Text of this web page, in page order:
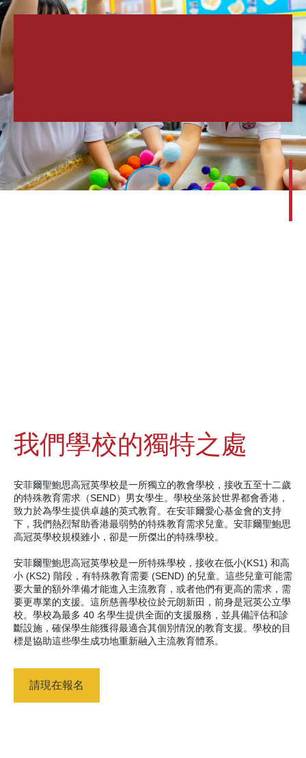
我們學校的獨特之處
安菲爾聖鮑思高冠英學校是一所獨立的教會學校，接收五至十二歲
的特殊教育需求（SEND）男女學生。學校坐落於世界都會香港，
致力於為學生提供卓越的英式教育。在安菲爾愛心基金會的支持
下，我們熱烈幫助香港最弱勢的特殊教育需求兒童。安菲爾聖鮑思
高冠英學校規模雖小，卻是一所傑出的特殊學校。
安菲爾聖鮑思高冠英學校是一所特殊學校，接收在低小(KS1) 和高
小 (KS2) 階段，有特殊教育需要 (SEND) 的兒童。這些兒童可能需
要大量的額外準備才能進入主流教育，或者他們有更高的需求，需
要更專業的支援。這所慈善學校位於元朗新田，前身是冠英公立學
校。學校為最多 40 名學生提供全面的支援服務，並具備評估和診
斷設施，確保學生能獲得最適合其個別情況的教育支援。學校的目
標是協助這些學生成功地重新融入主流教育體系。
請現在報名